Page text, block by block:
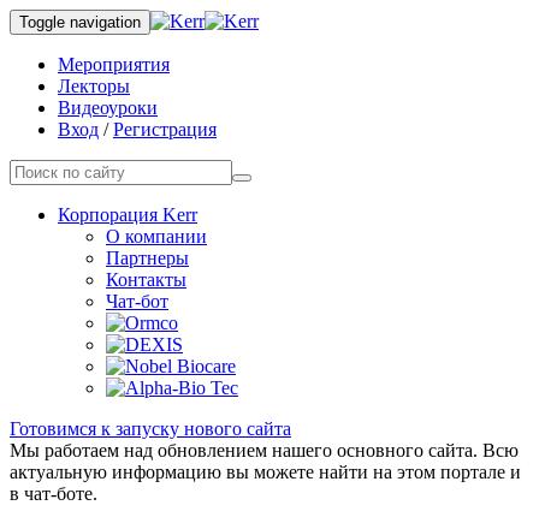
Toggle navigation
Мероприятия
Лекторы
Видеоуроки
Вход /Регистрация
Корпорация Kerr
О компании
Партнеры
Контакты
Чат-бот
Готовимся к запуску нового сайта
Мы работаем над обновлением нашего основного сайта. Всю
актуальную информацию вы можете найти на этом портале и
в чат-боте.